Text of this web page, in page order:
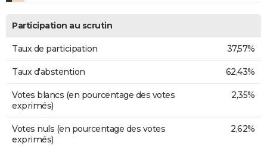
Participation au scrutin
Taux de participation 37,57%
Taux d'abstention 62,43%
Votes blancs (en pourcentage des votes
exprimés)
2,35%
Votes nuls (en pourcentage des votes
exprimés)
2,62%